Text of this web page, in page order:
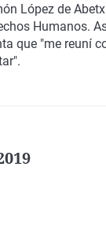
López de
Humanos.
que "me reuní